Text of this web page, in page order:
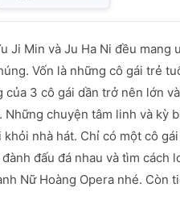
Ji Min và Ju Ha Ni đều mang
Vốn là những cô gái trẻ
của 3 cô gái dần trở nên lớn
chuyện tâm linh và kỳ
nhà hát. Chỉ có một cô
đấu đá nhau và tìm cách
Nữ Hoàng Opera nhé. Còn